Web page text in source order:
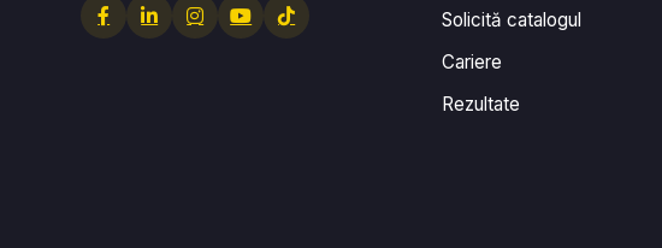
Solicită catalogul
Cariere
Rezultate